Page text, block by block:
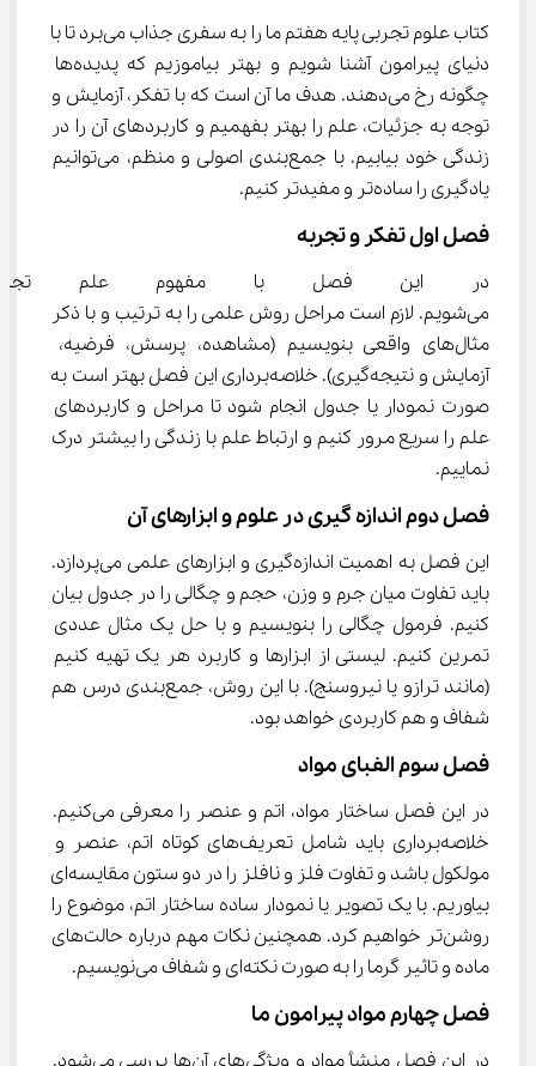
کتاب علوم تجربی پایه هفتم ما را به سفری جذاب می‌برد تا با
دنیای پیرامون آشنا شویم و بهتر بیاموزیم که پدیده‌ها
چگونه رخ می‌دهند. هدف ما آن است که با تفکر، آزمایش و
توجه به جزئیات، علم را بهتر بفهمیم و کاربردهای آن را در
زندگی خود بیابیم. با جمع‌بندی اصولی و منظم، می‌توانیم
یادگیری را ساده‌تر و مفیدتر کنیم.
فصل اول تفکر و تجربه
در این فصل با مفهوم علم
می‌شویم. لازم است مراحل روش علمی را به ترتیب و با ذکر
مثال‌های واقعی بنویسیم (مشاهده، پرسش، فرضیه،
آزمایش و نتیجه‌گیری). خلاصه‌برداری این فصل بهتر است به
صورت نمودار یا جدول انجام شود تا مراحل و کاربردهای
علم را سریع مرور کنیم و ارتباط علم با زندگی را بیشتر درک
نماییم.
فصل دوم اندازه‌ گیری در علوم و ابزارهای آن
این فصل به اهمیت اندازه‌گیری و ابزارهای علمی می‌پردازد.
باید تفاوت میان جرم و وزن، حجم و چگالی را در جدول بیان
کنیم. فرمول چگالی را بنویسیم و با حل یک مثال عددی
تمرین کنیم. لیستی از ابزارها و کاربرد هر یک تهیه کنیم
(مانند ترازو یا نیروسنج). با این روش، جمع‌بندی درس هم
شفاف و هم کاربردی خواهد بود.
فصل سوم الفبای مواد
در این فصل ساختار مواد، اتم و عنصر را معرفی می‌کنیم.
خلاصه‌برداری باید شامل تعریف‌های کوتاه اتم، عنصر و
مولکول باشد و تفاوت فلز و نافلز را در دو ستون مقایسه‌ای
بیاوریم. با یک تصویر یا نمودار ساده ساختار اتم، موضوع را
روشن‌تر خواهیم کرد. همچنین نکات مهم درباره حالت‌های
ماده و تاثیر گرما را به صورت نکته‌ای و شفاف می‌نویسیم.
فصل چهارم مواد پیرامون ما